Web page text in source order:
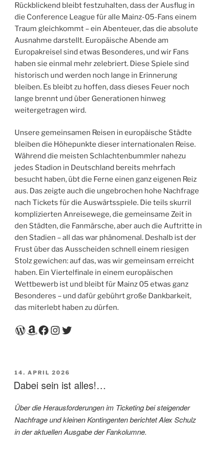
Rückblickend bleibt festzuhalten, dass der Ausflug in
die Conference League für alle Mainz-05-Fans einem
Traum gleichkommt – ein Abenteuer, das die absolute
Ausnahme darstellt. Europäische Abende am
Europakreisel sind etwas Besonderes, und wir Fans
haben sie einmal mehr zelebriert. Diese Spiele sind
historisch und werden noch lange in Erinnerung
bleiben. Es bleibt zu hoffen, dass dieses Feuer noch
lange brennt und über Generationen hinweg
weitergetragen wird.
Unsere gemeinsamen Reisen in europäische Städte
bleiben die Höhepunkte dieser internationalen Reise.
Während die meisten Schlachtenbummler nahezu
jedes Stadion in Deutschland bereits mehrfach
besucht haben, übt die Ferne einen ganz eigenen Reiz
aus. Das zeigte auch die ungebrochen hohe Nachfrage
nach Tickets für die Auswärtsspiele. Die teils skurril
komplizierten Anreisewege, die gemeinsame Zeit in
den Städten, die Fanmärsche, aber auch die Auftritte in
den Stadien – all das war phänomenal. Deshalb ist der
Frust über das Ausscheiden schnell einem riesigen
Stolz gewichen: auf das, was wir gemeinsam erreicht
haben. Ein Viertelfinale in einem europäischen
Wettbewerb ist und bleibt für Mainz 05 etwas ganz
Besonderes – und dafür gebührt große Dankbarkeit,
das miterlebt haben zu dürfen.
WordPress
Amazon
Facebook
Instagram
Twitter
VERÖFFENTLICHT
AM
14. APRIL 2026
Dabei sein ist alles!…
Über die Herausforderungen im Ticketing bei steigender
Nachfrage und kleinen Kontingenten berichtet Alex Schulz
in der aktuellen Ausgabe der Fankolumne.